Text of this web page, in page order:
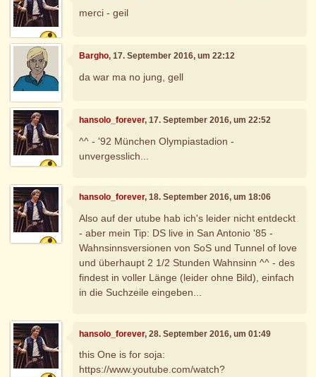
merci - geil
Bargho, 17. September 2016, um 22:12
da war ma no jung, gell
hansolo_forever, 17. September 2016, um 22:52
^^ - '92 München Olympiastadion -
unvergesslich...
hansolo_forever, 18. September 2016, um 18:06
Also auf der utube hab ich's leider nicht entdeckt
- aber mein Tip: DS live in San Antonio '85 -
Wahnsinnsversionen von SoS und Tunnel of love
und überhaupt 2 1/2 Stunden Wahnsinn ^^ - des
findest in voller Länge (leider ohne Bild), einfach
in die Suchzeile eingeben...
hansolo_forever, 28. September 2016, um 01:49
this One is for soja:
https://www.youtube.com/watch?